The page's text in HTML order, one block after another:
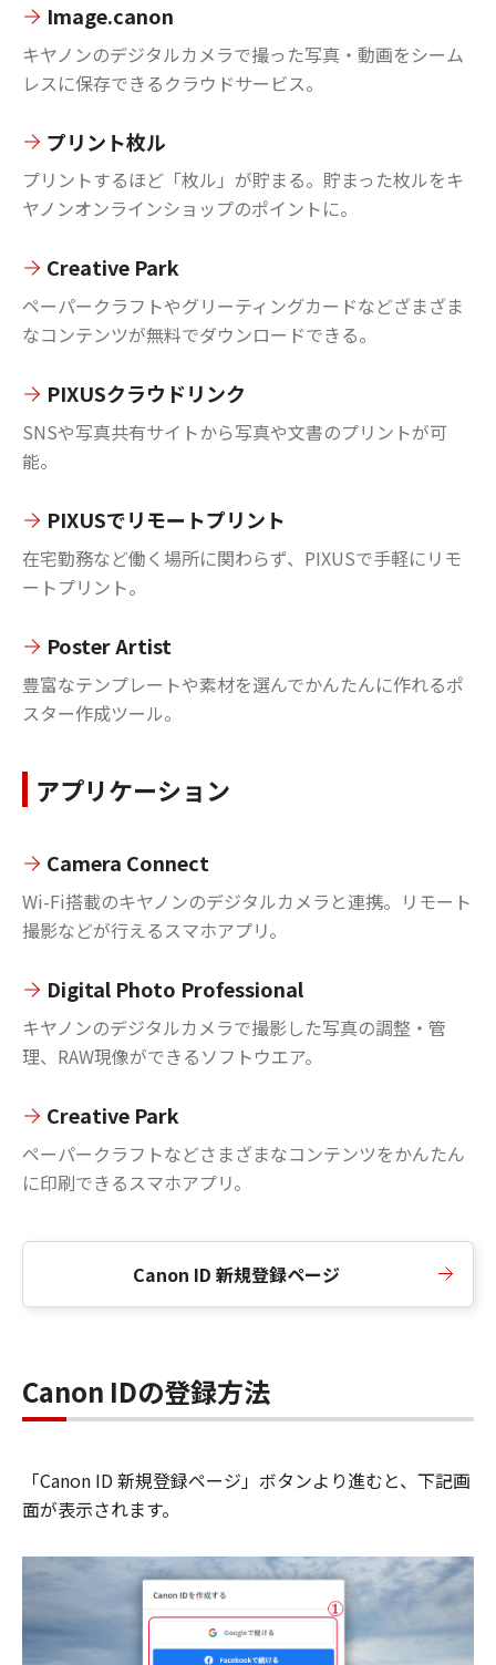
Image.canon
キヤノンのデジタルカメラで撮った写真・動画をシーム
レスに保存できるクラウドサービス。
プリント枚ル
プリントするほど「枚ル」が貯まる。貯まった枚ルをキ
ヤノンオンラインショップのポイントに。
Creative Park
ペーパークラフトやグリーティングカードなどざまざま
なコンテンツが無料でダウンロードできる。
PIXUSクラウドリンク
SNSや写真共有サイトから写真や文書のプリントが可
能。
PIXUSでリモートプリント
在宅勤務など働く場所に関わらず、PIXUSで手軽にリモ
ートプリント。
Poster Artist
豊富なテンプレートや素材を選んでかんたんに作れるポ
スター作成ツール。
アプリケーション
Camera Connect
Wi-Fi搭載のキヤノンのデジタルカメラと連携。リモート
撮影などが行えるスマホアプリ。
Digital Photo Professional
キヤノンのデジタルカメラで撮影した写真の調整・管
理、RAW現像ができるソフトウエア。
Creative Park
ペーパークラフトなどさまざまなコンテンツをかんたん
に印刷できるスマホアプリ。
Canon ID 新規登録ページ
Canon IDの登録方法
「Canon ID 新規登録ページ」ボタンより進むと、下記画
面が表示されます。